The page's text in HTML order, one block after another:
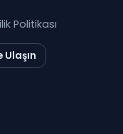
Politikası
Ulaşın